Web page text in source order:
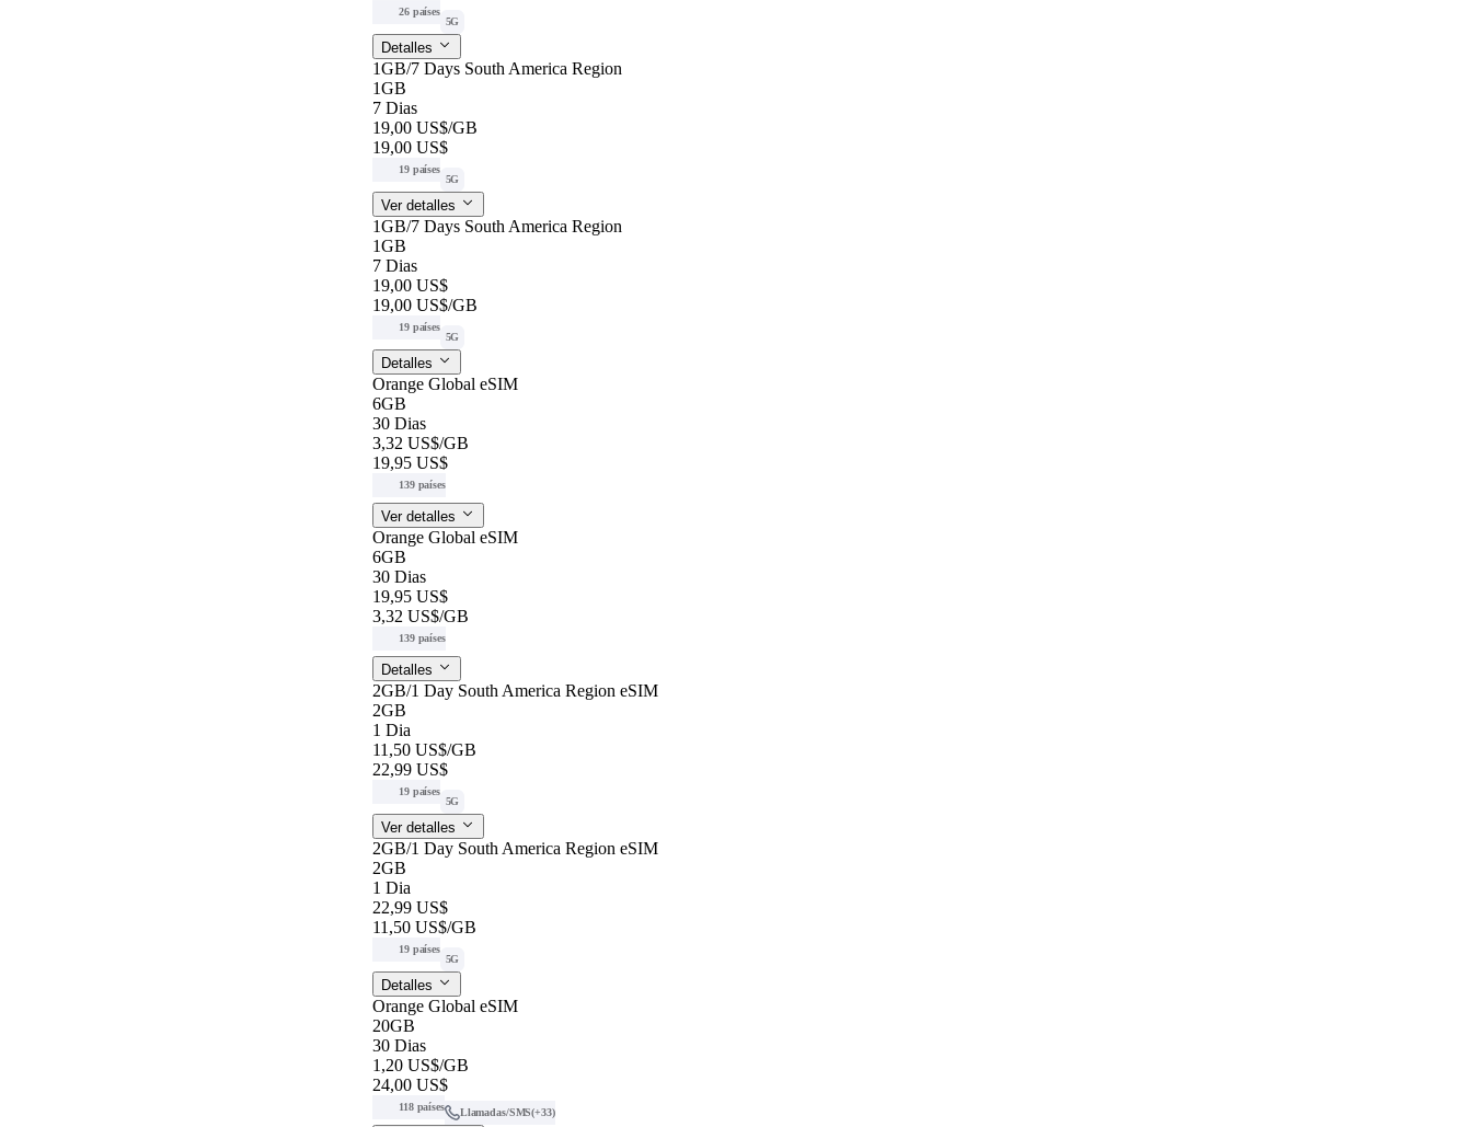
26 países
5G
Detalles
1GB/7 Days South America Region
1GB
7 Dias
19,00 US$/GB
19,00 US$
19 países
5G
Ver detalles
1GB/7 Days South America Region
1GB
7 Dias
19,00 US$
19,00 US$/GB
19 países
5G
Detalles
Orange Global eSIM
6GB
30 Dias
3,32 US$/GB
19,95 US$
139 países
Ver detalles
Orange Global eSIM
6GB
30 Dias
19,95 US$
3,32 US$/GB
139 países
Detalles
2GB/1 Day South America Region eSIM
2GB
1 Dia
11,50 US$/GB
22,99 US$
19 países
5G
Ver detalles
2GB/1 Day South America Region eSIM
2GB
1 Dia
22,99 US$
11,50 US$/GB
19 países
5G
Detalles
Orange Global eSIM
20GB
30 Dias
1,20 US$/GB
24,00 US$
118 países Llamadas/SMS(+33)